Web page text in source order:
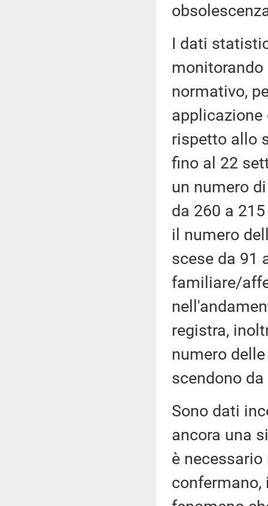
I dati
normativo,
rispetto allo
fino al 22
un numero
da 260 a
il numero
scese da 91
familiare/
registra,
numero
scendono
Sono dati
ancora una
è
confermano,